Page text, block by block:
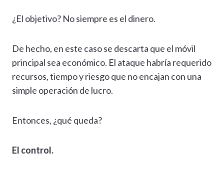
¿El objetivo? No siempre es el dinero.
De hecho, en este caso se descarta que el móvil
principal sea económico. El ataque habría requerido
recursos, tiempo y riesgo que no encajan con una
simple operación de lucro.
Entonces, ¿qué queda?
El control.